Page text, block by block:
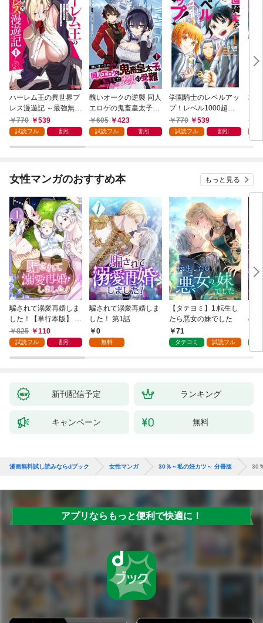
ハーレム王の異世界プ
レス漫遊記 ～最強無双
のおじさんはあらゆる
種族を嫁にする～（コ
770 539
試読フル 割引
醜いオークの逆襲 同人
エロゲの鬼畜皇太子に
転生した喪男の受難
（コミック） 1
605 423
試読フル 割引
学園騎士のレベルアッ
プ！レベル1000超え
の転生者、落ちこぼれ
クラスに入学。そし
770 539
試読フル 割引
村
女性マンガのおすすめ本 もっと見る
騙されて溺愛再婚しま
した！【単行本版】 1
巻825 110
試読フル 割引
騙されて溺愛再婚しま
した！ 第1話
0
無料
【タテヨミ】1.転生し
たら悪女の妹でした
71
タテヨミ 試読フル
の
新刊配信予定 ランキング
キャンペーン 無料
漫画無料試し読みならdブック 女性マンガ 30％～私の妊カツ～ 分冊版 30
アプリならもっと便利で快適に！